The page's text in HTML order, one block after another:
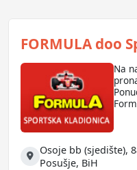
FORMULA doo
Na
Adresa
Osoje bb (sjedište),
Posušje, BiH